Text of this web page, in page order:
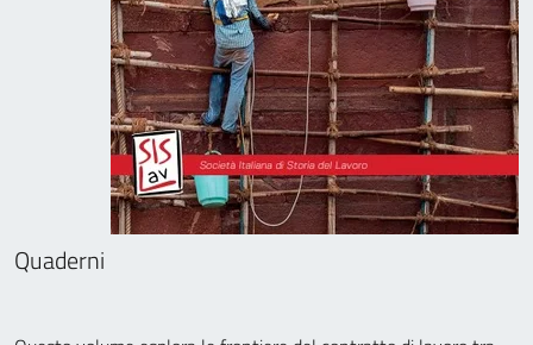
Quaderni